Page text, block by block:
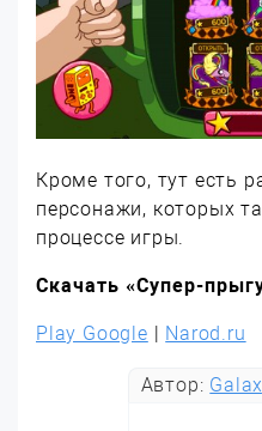
Кроме того, тут есть
персонажи, которых
процессе игры.
Скачать «Супер-
Play Google | Narod.ru
Автор: